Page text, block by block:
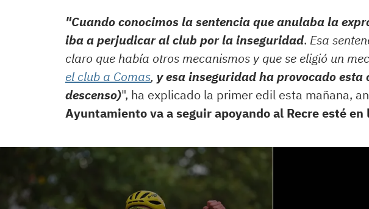
"Cuando conocimos la sentencia que anulaba la
iba a perjudicar al club por la inseguridad. Esa
claro que había otros mecanismos y que se eligió un
el club a Comas, y esa inseguridad ha provocado
descenso)", ha explicado la primer edil esta mañana,
Ayuntamiento va a seguir apoyando al Recre esté